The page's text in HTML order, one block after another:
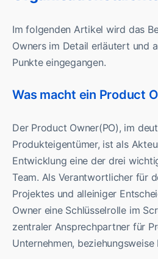
Im folgenden Artikel wird das
Owners im Detail erläutert und
Punkte eingegangen.
Was macht ein Product
Der Product Owner(PO), im
Produkteigentümer, ist als
Entwicklung eine der drei
Team. Als Verantwortlicher für
Projektes und alleiniger
Owner eine Schlüsselrolle im
zentraler Ansprechpartner für
Unternehmen, beziehungsweise